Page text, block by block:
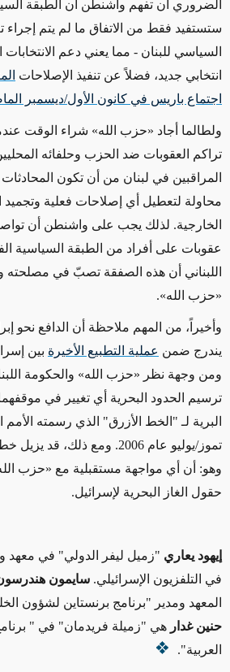
الضروري أن تفهم واشنطن أن الطبقة
ستستفيد فقط من الاتفاق ما لم يتم إجراء
السياسي للبنان - مما يعني دعم
انتخابي جديد، فضلاً عن تنفيذ الإصلاحات
اجتماع باريس في كانون الأول/ديسمبر
ولطالما أجاد «حزب الله» شراء الوقت
تراكم العقوبات ضد الحزب وحلفائه
المراقبين في لبنان من أن تكون
محاولة لتعطيل أي إصلاحات فعلية
الخارجية. لذلك يجب على واشنطن أن
عقوبات على أفراد من الطبقة السياسية
اللبناني أن هذه الصفقة تصبّ في
«حزب الله».
وأخيراً، من المهم ملاحظة أن الدافع نحو
يندرج ضمن عملية التطبيع الأخيرة بين
ومن وجهة نظر «حزب الله» والحكومة
ترسيم الحدود البحرية أي تغيير في
البرية لـ "الخط الأزرق" الذي رسمته
تموز/يوليو عام 2006. ومع ذلك،
وهو: أن أي مواجهة مستقبلية مع «حزب
حقول الغاز البحرية لإسرائيل.
إيهود يعاري "زميل ليفر الدولي" في
في التلفزيون الإسرائيلي. سايمون
المعهد ومدير "برنامج برنستاين لشؤون
حنين غدار هي "زميلة فريدمان" في "
العربية".